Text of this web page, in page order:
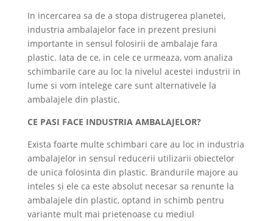
In incercarea sa de a stopa distrugerea planetei,
industria ambalajelor face in prezent presiuni
importante in sensul folosirii de ambalaje fara
plastic. Iata de ce, in cele ce urmeaza, vom analiza
schimbarile care au loc la nivelul acestei industrii in
lume si vom intelege care sunt alternativele la
ambalajele din plastic.
CE PASI FACE INDUSTRIA AMBALAJELOR?
Exista foarte multe schimbari care au loc in industria
ambalajelor in sensul reducerii utilizarii obiectelor
de unica folosinta din plastic. Brandurile majore au
inteles si ele ca este absolut necesar sa renunte la
ambalajele din plastic, optand in schimb pentru
variante mult mai prietenoase cu mediul